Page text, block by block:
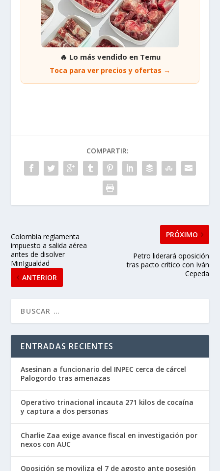
🔥 Lo más vendido en Temu
Toca para ver precios y ofertas →
COMPARTIR:
Colombia reglamenta
impuesto a salida aérea
antes de disolver
MinIgualdad
ANTERIOR
PRÓXIMO
Petro liderará oposición
tras pacto crítico con Iván
Cepeda
ENTRADAS RECIENTES
Asesinan a funcionario del INPEC cerca de cárcel
Palogordo tras amenazas
Operativo trinacional incauta 271 kilos de cocaína
y captura a dos personas
Charlie Zaa exige avance fiscal en investigación por
nexos con AUC
Oposición se moviliza el 7 de agosto ante posesión